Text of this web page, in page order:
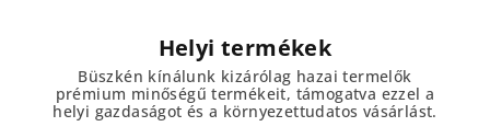
Helyi termékek
Büszkén kínálunk kizárólag hazai termelők
prémium minőségű termékeit, támogatva ezzel a
helyi gazdaságot és a környezettudatos vásárlást.